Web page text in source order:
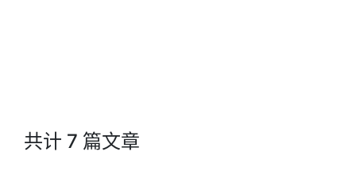
共计 7 篇文章